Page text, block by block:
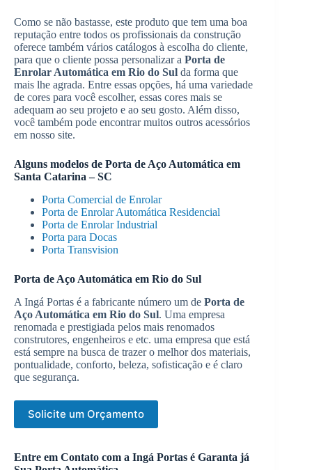
Como se não bastasse, este produto que tem uma boa
reputação entre todos os profissionais da construção
oferece também vários catálogos à escolha do cliente,
para que o cliente possa personalizar a Porta de
Enrolar Automática em Rio do Sul da forma que
mais lhe agrada. Entre essas opções, há uma variedade
de cores para você escolher, essas cores mais se
adequam ao seu projeto e ao seu gosto. Além disso,
você também pode encontrar muitos outros acessórios
em nosso site.
Alguns modelos de Porta de Aço Automática em
Santa Catarina – SC
Porta Comercial de Enrolar
Porta de Enrolar Automática Residencial
Porta de Enrolar Industrial
Porta para Docas
Porta Transvision
Porta de Aço Automática em Rio do Sul
A Ingá Portas é a fabricante número um de Porta de
Aço Automática em Rio do Sul. Uma empresa
renomada e prestigiada pelos mais renomados
construtores, engenheiros e etc. uma empresa que está
está sempre na busca de trazer o melhor dos materiais,
pontualidade, conforto, beleza, sofisticação e é claro
que segurança.
Solicite um Orçamento
Entre em Contato com a Ingá Portas é Garanta já